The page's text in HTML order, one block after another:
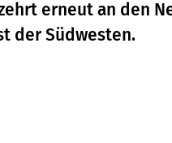
erneut an den
der Südwesten.